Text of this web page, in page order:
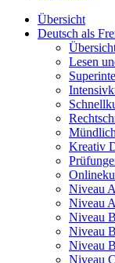
Übersicht
Deutsch als
Lesen
Kreativ
Niveau
Niveau
Niveau
Niveau
Niveau
Niveau